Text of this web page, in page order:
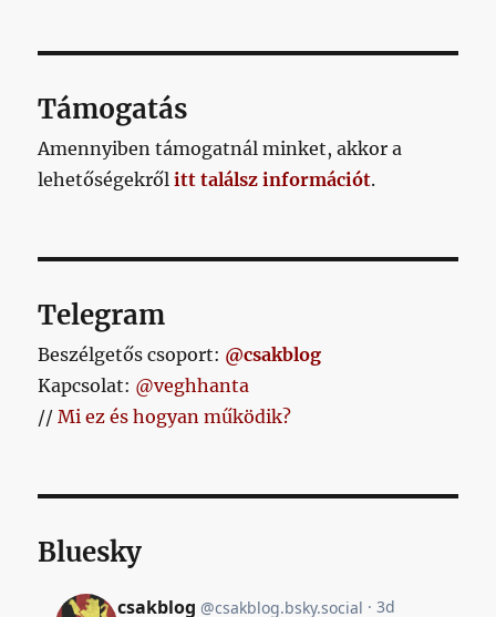
Támogatás
Amennyiben támogatnál minket, akkor a
lehetőségekrőlitt találsz információt.
Telegram
Beszélgetős csoport: @csakblog
Kapcsolat: @veghhanta
//Mi ez és hogyan működik?
Bluesky